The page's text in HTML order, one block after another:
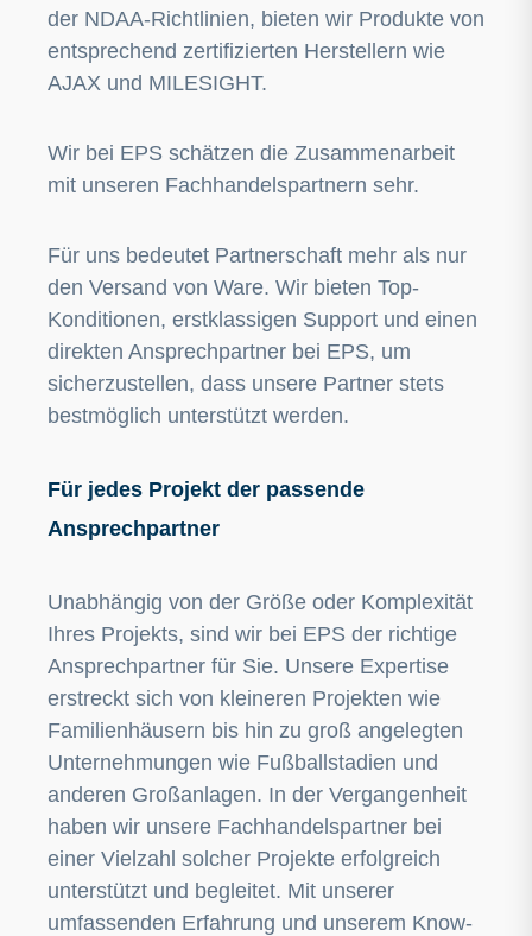
der NDAA-Richtlinien, bieten wir Produkte von
entsprechend zertifizierten Herstellern wie
AJAX und MILESIGHT.
Wir bei EPS schätzen die Zusammenarbeit
mit unseren Fachhandelspartnern sehr.
Für uns bedeutet Partnerschaft mehr als nur
den Versand von Ware. Wir bieten Top-
Konditionen, erstklassigen Support und einen
direkten Ansprechpartner bei EPS, um
sicherzustellen, dass unsere Partner stets
bestmöglich unterstützt werden.
Für jedes Projekt der passende
Ansprechpartner
Unabhängig von der Größe oder Komplexität
Ihres Projekts, sind wir bei EPS der richtige
Ansprechpartner für Sie. Unsere Expertise
erstreckt sich von kleineren Projekten wie
Familienhäusern bis hin zu groß angelegten
Unternehmungen wie Fußballstadien und
anderen Großanlagen. In der Vergangenheit
haben wir unsere Fachhandelspartner bei
einer Vielzahl solcher Projekte erfolgreich
unterstützt und begleitet. Mit unserer
umfassenden Erfahrung und unserem Know-